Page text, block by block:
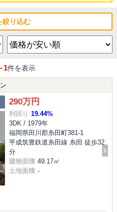
絞り込む
1件を表示
290万円
利回り 19.44%
3DK / 1979年
福岡県田川郡糸田町381-1
平成筑豊鉄道糸田線 糸田 徒歩32
分
建物面積 49.17㎡
土地面積 -